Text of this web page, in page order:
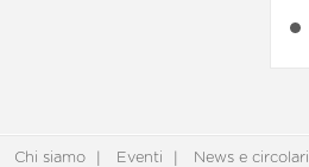
Chi siamo Eventi News e circolari